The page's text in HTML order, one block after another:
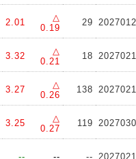
2.01
△
0.19
29
3.32
△
0.21
18
3.27
△
0.26
138
3.25
△
0.27
119
-- -- --